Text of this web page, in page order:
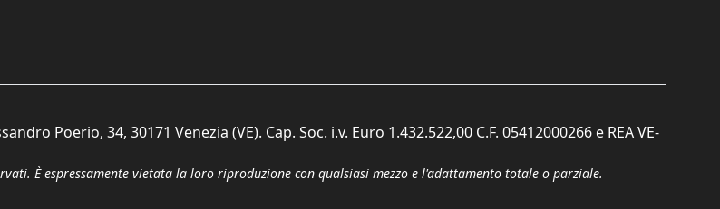
Poerio, 34, 30171 Venezia (VE). Cap. Soc. i.v. Euro 1.432.522,00 C.F. 05412000266 e REA VE-
È espressamente vietata la loro riproduzione con qualsiasi mezzo e l'adattamento totale o parziale.